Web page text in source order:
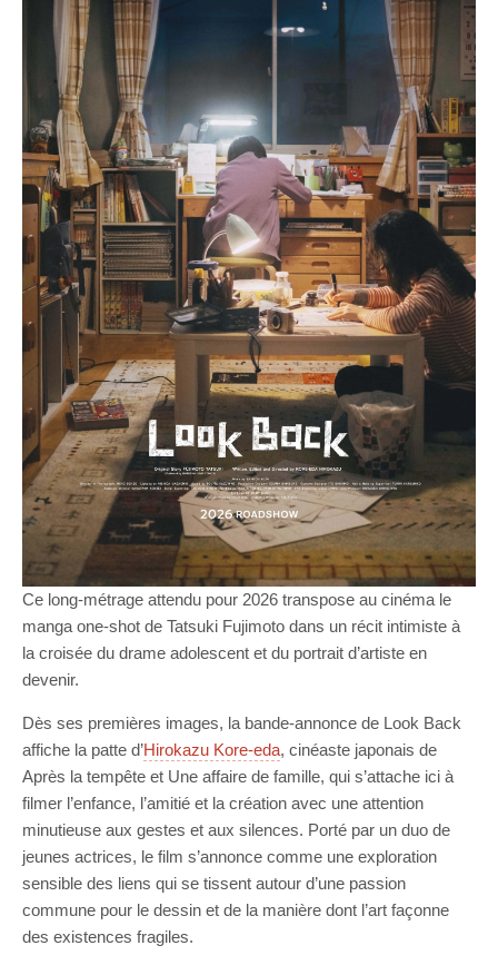
Ce long-métrage attendu pour 2026 transpose au cinéma le
manga one-shot de Tatsuki Fujimoto dans un récit intimiste à
la croisée du drame adolescent et du portrait d’artiste en
devenir.
Dès ses premières images, la bande-annonce de Look Back
affiche la patte d’Hirokazu Kore-eda, cinéaste japonais de
Après la tempête et Une affaire de famille, qui s’attache ici à
filmer l’enfance, l’amitié et la création avec une attention
minutieuse aux gestes et aux silences. Porté par un duo de
jeunes actrices, le film s’annonce comme une exploration
sensible des liens qui se tissent autour d’une passion
commune pour le dessin et de la manière dont l’art façonne
des existences fragiles.